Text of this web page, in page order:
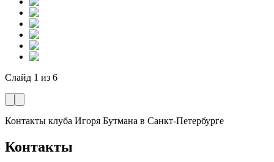
Слайд 1 из 6
Контакты клуба Игоря Бутмана в Санкт-Петербурге
Контакты